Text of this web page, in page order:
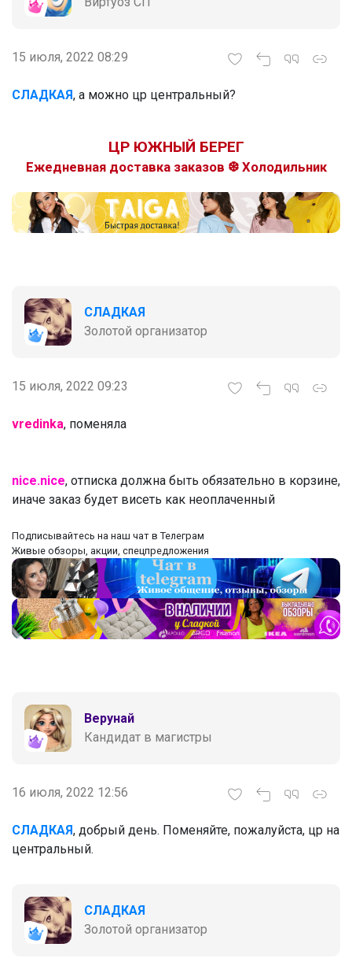
15 июля, 2022 08:29
СЛАДКАЯ, а можно цр центральный?
ЦР ЮЖНЫЙ БЕРЕГ
Ежедневная доставка заказов ❆ Холодильник
СЛАДКАЯ
Золотой организатор
15 июля, 2022 09:23
vredinka, поменяла
nice.nice, отписка должна быть обязательно в корзине,
иначе заказ будет висеть как неоплаченный
‌Подписывайтесь на наш чат в Телеграм
‌Живые обзоры, акции, спецпредложения
Верунай
Кандидат в магистры
16 июля, 2022 12:56
СЛАДКАЯ, добрый день. Поменяйте, пожалуйста, цр на
центральный.
СЛАДКАЯ
Золотой организатор